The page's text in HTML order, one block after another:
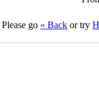
Please go « Back or try